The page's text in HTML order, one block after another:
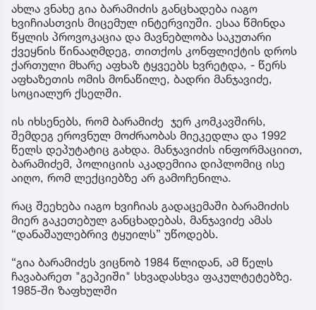
ახლა ვნახე გია ბარამიძის განცხადება იაგო
ხვიჩიასთვის მიცემულ ინტერვიუში. ესაა წმინდა
წყლის პროვოკაცია და მავნებლობა საკუთარი
ქვეყნის წინააღმდეგ, თითქოს კონფლიქტის დროს
ქართული მხარე აფხაზ ტყვეებს ხვრეტდა, - წერს
აფხაზეთის ომის მონაწილე, ბადრი მანჯავიძე,
სოციალურ ქსელში.
ის იხსენებს, რომ ბარამიძე ჯერ კომკავშირს,
შემდეგ ეროვნულ მოძრაობას მიეკედლა და 1992
წელს დეპუტატიც გახდა. მანჯავიძის ინფორმაციით,
ბარამიძემ, პოლიციის აკადემიია დიპლომიც ისე
აიღო, რომ ლექციებზე არ გამოჩენილა.
რაც შეეხება იაგო ხვიჩიას გადაცემაში ბარამიძის
მიერ გაკეთებულ განცხადებას, მანჯავიძე ამას
“დანაშაულებრივ ტყუილს” უწოდებს.
“გია ბარამიძეს ვიცნობ 1984 წლიდან, ამ წელს
ჩავაბარეთ "გეპეიში" სხვადასხვა ფაკულტეტებზე.
1985-ში ზაფხულში